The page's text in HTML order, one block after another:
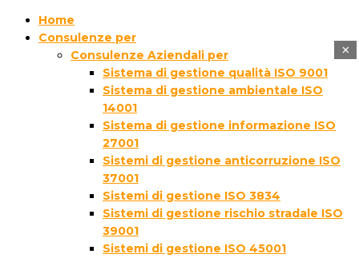
Home
Consulenze per
Consulenze Aziendali per
Sistema di gestione qualità ISO 9001
Sistema di gestione ambientale ISO
14001
Sistema di gestione informazione ISO
27001
Sistemi di gestione anticorruzione ISO
37001
Sistemi di gestione ISO 3834
Sistemi di gestione rischio stradale ISO
39001
Sistemi di gestione ISO 45001
×